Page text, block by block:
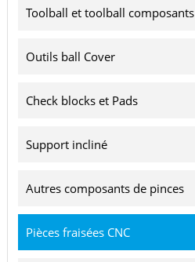
Toolball et toolball composants
Outils ball Cover
Check blocks et Pads
Support incliné
Autres composants de pinces
Pièces fraisées CNC